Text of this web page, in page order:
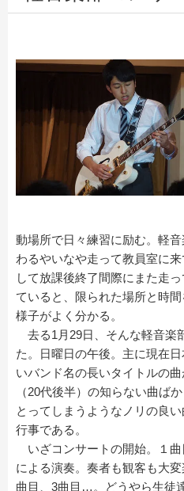
動場所で日々練習に励む。軽
わるやいなや走って教員室に
して放課後終了間際にまた走
ていると、限られた場所と時
様子がよく分かる。
去る1月29日、そんな軽音楽
た。日曜日の午後。主に現在
いバンド名の長いタイトルの
（20代後半）の知らない曲ば
とってしまうようなノリの良
行事である。
いざコンサートの開始。１
による演奏。奏者も観客も大
曲目、3曲目…。どうやら生徒